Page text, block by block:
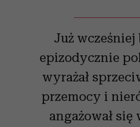
Już wcześniej
epizodycznie
wyrażał
przemocy i
angażował się